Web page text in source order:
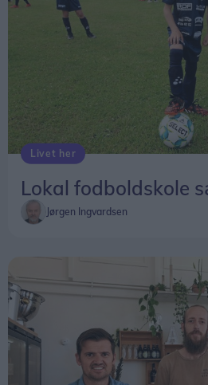
Livet her
Lokal fodboldskole
Jørgen Ingvardsen